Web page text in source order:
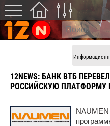
12NEWS: БАНК ВТБ
РОССИЙСКУЮ ПЛАТФОРМУ